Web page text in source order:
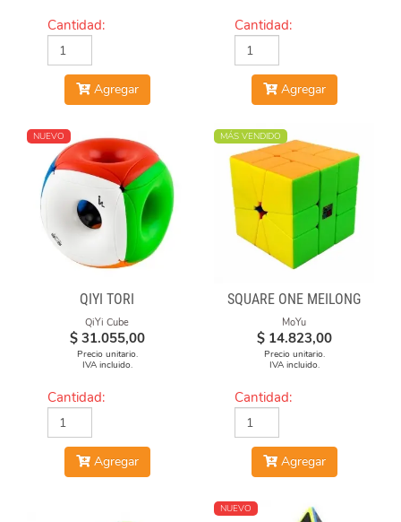
Cantidad:
Agregar
Cantidad:
Agregar
NUEVO
QIYI TORI
QiYi Cube
$ 31.055,00
Precio unitario.
IVA incluido.
Cantidad:
Agregar
MÁS VENDIDO
SQUARE ONE MEILONG
MoYu
$ 14.823,00
Precio unitario.
IVA incluido.
Cantidad:
Agregar
NUEVO